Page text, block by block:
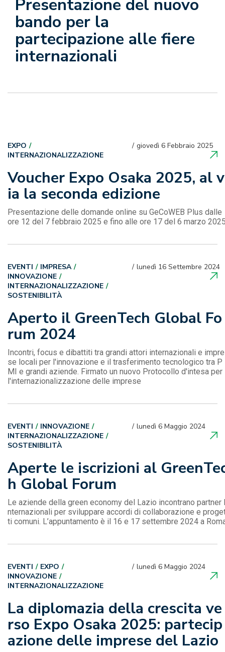
Presentazione del nuovo
bando per la
partecipazione alle fiere
internazionali
Voucher Expo Osaka 2025, al v
ia la seconda edizione
giovedì 6 Febbraio 2025
EXPO
INTERNAZIONALIZZAZIONE
Presentazione delle domande online su GeCoWEB Plus dalle
ore 12 del 7 febbraio 2025 e fino alle ore 17 del 6 marzo
Aperto il GreenTech Global Fo
rum 2024
lunedì 16 Settembre 2024
EVENTI
IMPRESA
INNOVAZIONE
INTERNAZIONALIZZAZIONE
SOSTENIBILITÀ
Incontri, focus e dibattiti tra grandi attori internazionali e impre
se locali per l'innovazione e il trasferimento tecnologico tra P
MI e grandi aziende. Firmato un nuovo Protocollo d'intesa per
l'internazionalizzazione delle imprese
Aperte le iscrizioni al
h Global Forum
lunedì 6 Maggio 2024
EVENTI
INNOVAZIONE
INTERNAZIONALIZZAZIONE
SOSTENIBILITÀ
Le aziende della green economy del Lazio incontrano partner
nternazionali per sviluppare accordi di collaborazione e
ti comuni. L’appuntamento è il 16 e 17 settembre 2024 a
La diplomazia della crescita ve
rso Expo Osaka 2025: partecip
azione delle imprese del Lazio
lunedì 6 Maggio 2024
EVENTI
EXPO
INNOVAZIONE
INTERNAZIONALIZZAZIONE